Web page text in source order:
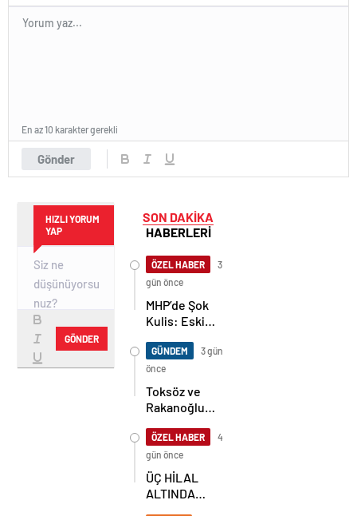
Gönder
En az 10 karakter gerekli
HIZLI YORUM
YAP
GÖNDER
SON DAKİKA
HABERLERİ
ÖZEL HABER
3
gün önce
MHP’de Şok
Kulis: Eski
Sahnede!
Korkmaz Yol
Vermiyor
GÜNDEM
3 gün
önce
Toksöz ve
Rakanoğlu
Acı Günü
ÖZEL HABER
4
gün önce
ÜÇ HİLAL
ALTINDA